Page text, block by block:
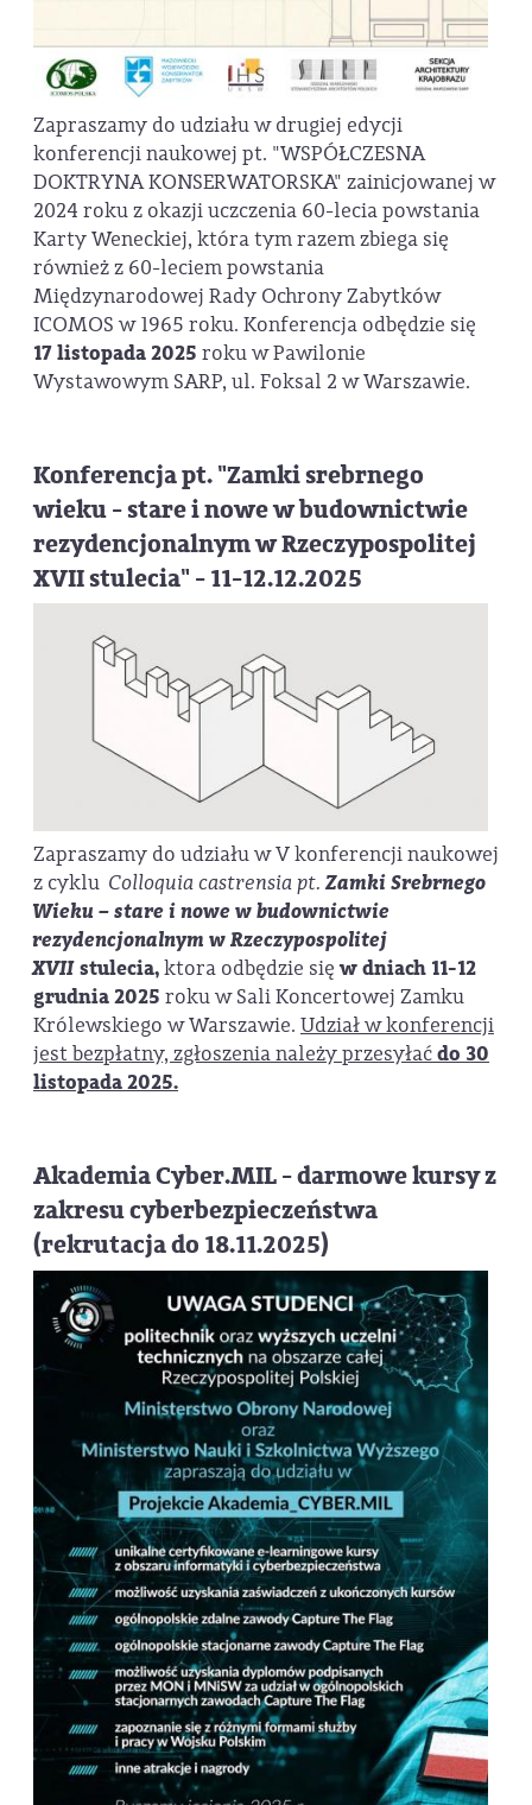
Zapraszamy do udziału w drugiej edycji
konferencji naukowej pt. "WSPÓŁCZESNA
DOKTRYNA KONSERWATORSKA" zainicjowanej w
2024 roku z okazji uczczenia 60-lecia powstania
Karty Weneckiej, która tym razem zbiega się
również z 60-leciem powstania
Międzynarodowej Rady Ochrony Zabytków
ICOMOS w 1965 roku. Konferencja odbędzie się
17 listopada 2025 roku w Pawilonie
Wystawowym SARP, ul. Foksal 2 w Warszawie.
Konferencja pt. "Zamki srebrnego
wieku - stare i nowe w budownictwie
rezydencjonalnym w Rzeczypospolitej
XVII stulecia" - 11-12.12.2025
Zapraszamy do udziału w V konferencji naukowej
z cyklu Colloquia castrensia pt.Zamki Srebrnego
Wieku – stare i nowe w budownictwie
rezydencjonalnym w Rzeczypospolitej
XVIIstulecia,ktora odbędzie sięw dniach 11-12
grudnia 2025 roku w Sali Koncertowej Zamku
Królewskiego w Warszawie. Udział w konferencji
jest bezpłatny, zgłoszenia należy przesyłaćdo 30
listopada 2025.
Akademia Cyber.MIL - darmowe kursy z
zakresu cyberbezpieczeństwa
(rekrutacja do 18.11.2025)